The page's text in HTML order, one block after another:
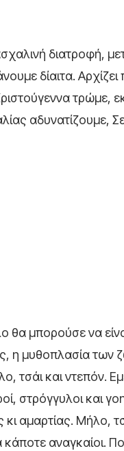
διατροφή,
δίαιτα.
τρώμε,
αδυνατίζουμε,
θα μπορούσε να
η μυθοπλασία των
τσάι και ντεπόν.
στρόγγυλοι και
αμαρτίας. Μήλο,
αναγκαίοι.